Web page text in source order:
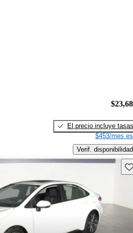
El precio incluye tasas
$453/mes
Verif. disponibilidad